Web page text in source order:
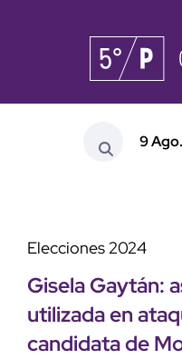
9
Elecciones 2024
Gisela Gaytán:
utilizada en
candidata de